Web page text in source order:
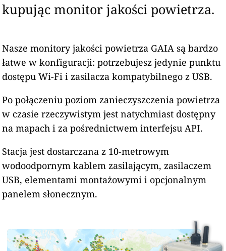
kupując monitor jakości powietrza.
Nasze monitory jakości powietrza GAIA są bardzo
łatwe w konfiguracji: potrzebujesz jedynie punktu
dostępu Wi-Fi i zasilacza kompatybilnego z USB.
Po połączeniu poziom zanieczyszczenia powietrza
w czasie rzeczywistym jest natychmiast dostępny
na mapach i za pośrednictwem interfejsu API.
Stacja jest dostarczana z 10-metrowym
wodoodpornym kablem zasilającym, zasilaczem
USB, elementami montażowymi i opcjonalnym
panelem słonecznym.